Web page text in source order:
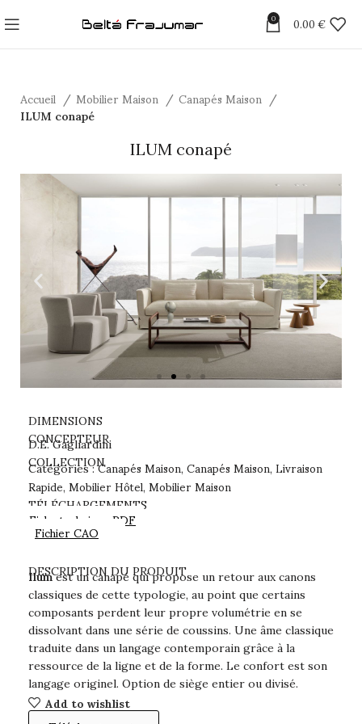
0 0.00 €
Accueil Mobilier Maison Canapés Maison
ILUM conapé
ILUM conapé
DESCRIPTION DU PRODUIT
Ilumest un canapé qui propose un retour aux canons
classiques de cette typologie, au point que certains
composants perdent leur propre volumétrie en se
dissolvant dans une série de coussins. Une âme classique
traduite dans un langage contemporain grâce à la
ressource de la ligne et de la forme. Le confort est son
langage originel. Option de siège entier ou divisé.
Add to wishlist
DIMENSIONS
CONCEPTEUR
D.E. Gagliardini
COLLECTION
Catégories :Canapés Maison, Canapés Maison, Livraison
Rapide, Mobilier Hôtel, Mobilier Maison
TÉLÉCHARGEMENTS
Fiche technique PDF
Fichier CAO